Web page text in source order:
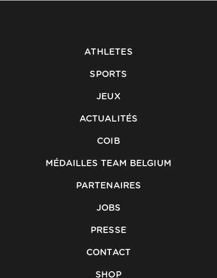
ATHLETES
SPORTS
JEUX
ACTUALITÉS
COIB
MÉDAILLES TEAM BELGIUM
PARTENAIRES
JOBS
PRESSE
CONTACT
SHOP